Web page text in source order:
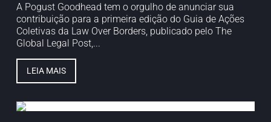
A Pogust Goodhead tem o orgulho de anunciar sua
contribuição para a primeira edição do Guia de Ações
Coletivas da Law Over Borders, publicado pelo The
Global Legal Post,...
LEIA MAIS